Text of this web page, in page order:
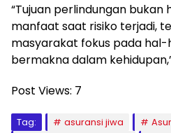
“Tujuan perlindungan
manfaat saat risiko terjadi,
masyarakat fokus pada
bermakna dalam
Post Views: 7
Tag: asuransi jiwa